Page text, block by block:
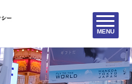
MENU